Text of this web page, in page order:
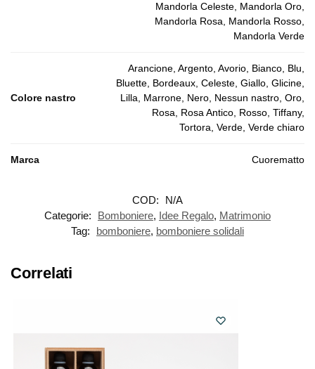
Mandorla Celeste, Mandorla Oro,
Mandorla Rosa, Mandorla Rosso,
Mandorla Verde
Colore nastro
Arancione, Argento, Avorio, Bianco, Blu,
Bluette, Bordeaux, Celeste, Giallo, Glicine,
Lilla, Marrone, Nero, Nessun nastro, Oro,
Rosa, Rosa Antico, Rosso, Tiffany,
Tortora, Verde, Verde chiaro
Marca Cuorematto
COD:
N/A
Categorie:
Bomboniere, Idee Regalo, Matrimonio
Tag:
bomboniere, bomboniere solidali
Correlati